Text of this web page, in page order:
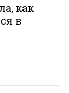
как
в